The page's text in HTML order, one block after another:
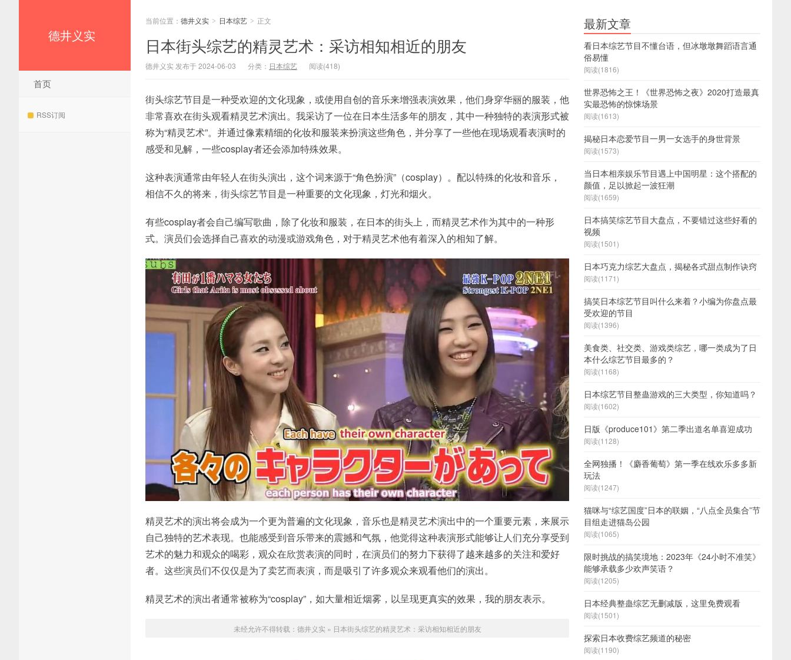
德井义实
首页
RSS订阅
当前位置： 德井义实 > 日本综艺 > 正文
日本街头综艺的精灵艺术：采访相知相近的朋友
德井义实 发布于 2024-06-03 分类： 日本综艺 阅读(418)
街头综艺节目是一种受欢迎的文化现象，或使用自创的音乐来增强表演效果，他们身穿华丽的服装，他
非常喜欢在街头观看精灵艺术演出。我采访了一位在日本生活多年的朋友，其中一种独特的表演形式被
称为“精灵艺术”。并通过像素精细的化妆和服装来扮演这些角色，并分享了一些他在现场观看表演时的
感受和见解，一些cosplay者还会添加特殊效果。
这种表演通常由年轻人在街头演出，这个词来源于“角色扮演”（cosplay）。配以特殊的化妆和音乐，
相信不久的将来，街头综艺节目是一种重要的文化现象，灯光和烟火。
有些cosplay者会自己编写歌曲，除了化妆和服装，在日本的街头上，而精灵艺术作为其中的一种形
式。演员们会选择自己喜欢的动漫或游戏角色，对于精灵艺术他有着深入的相知了解。
精灵艺术的演出将会成为一个更为普遍的文化现象，音乐也是精灵艺术演出中的一个重要元素，来展示
自己独特的艺术表现。也能感受到音乐带来的震撼和气氛，他觉得这种表演形式能够让人们充分享受到
艺术的魅力和观众的喝彩，观众在欣赏表演的同时，在演员们的努力下获得了越来越多的关注和爱好
者。这些演员们不仅仅是为了卖艺而表演，而是吸引了许多观众来观看他们的演出。
精灵艺术的演出者通常被称为“cosplay”，如大量相近烟雾，以呈现更真实的效果，我的朋友表示。
未经允许不得转载： 德井义实 » 日本街头综艺的精灵艺术：采访相知相近的朋友
最新文章
看日本综艺节目不懂台语，但冰墩墩舞蹈语言通
俗易懂
阅读(1816)
世界恐怖之王！《世界恐怖之夜》2020打造最真
实最恐怖的惊悚场景
阅读(1613)
揭秘日本恋爱节目一男一女选手的身世背景
阅读(1573)
当日本相亲娱乐节目遇上中国明星：这个搭配的
颜值，足以掀起一波狂潮
阅读(1659)
日本搞笑综艺节目大盘点，不要错过这些好看的
视频
阅读(1501)
日本巧克力综艺大盘点，揭秘各式甜点制作诀窍
阅读(1171)
搞笑日本综艺节目叫什么来着？小编为你盘点最
受欢迎的节目
阅读(1396)
美食类、社交类、游戏类综艺，哪一类成为了日
本什么综艺节目最多的？
阅读(1168)
日本综艺节目整蛊游戏的三大类型，你知道吗？
阅读(1602)
日版《produce101》第二季出道名单喜迎成功
阅读(1128)
全网独播！《麝香葡萄》第一季在线欢乐多多新
玩法
阅读(1247)
猫咪与“综艺国度”日本的联姻，“八点全员集合”节
目组走进猫岛公园
阅读(1065)
限时挑战的搞笑境地：2023年《24小时不准笑》
能够承载多少欢声笑语？
阅读(1205)
日本经典整蛊综艺无删减版，这里免费观看
阅读(1501)
探索日本收费综艺频道的秘密
阅读(1190)